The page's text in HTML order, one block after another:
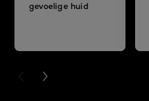
gevoelige huid
PREVIOUS CARD
NEXT CARD